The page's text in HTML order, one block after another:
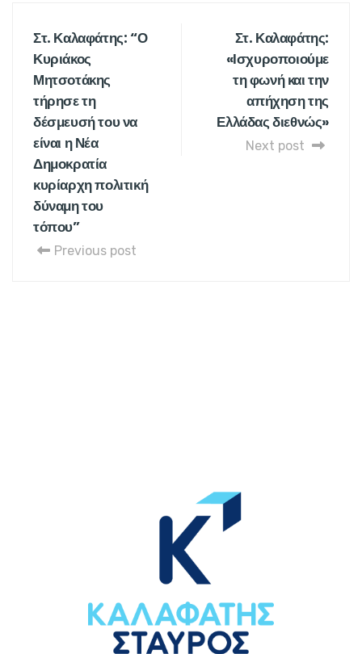
Στ. Καλαφάτης: “Ο
Κυριάκος
Μητσοτάκης
τήρησε τη
δέσμευσή του να
είναι η Νέα
Δημοκρατία
κυρίαρχη πολιτική
δύναμη του
τόπου”
Previous post
Στ. Καλαφάτης:
«Ισχυροποιούμε
τη φωνή και την
απήχηση της
Ελλάδας διεθνώς»
Next post